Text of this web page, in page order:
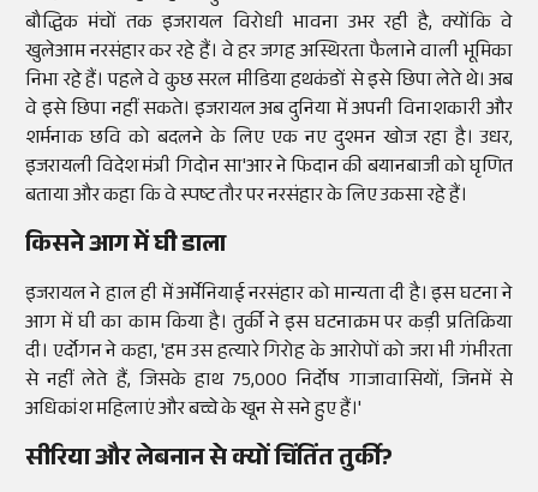
बौद्धिक मंचों तक इजरायल विरोधी भावना उभर रही है, क्योंकि वे
खुलेआम नरसंहार कर रहे हैं। वे हर जगह अस्थिरता फैलाने वाली भूमिका
निभा रहे हैं। पहले वे कुछ सरल मीडिया हथकंडों से इसे छिपा लेते थे। अब
वे इसे छिपा नहीं सकते। इजरायल अब दुनिया में अपनी विनाशकारी और
शर्मनाक छवि को बदलने के लिए एक नए दुश्मन खोज रहा है। उधर,
इजरायली विदेश मंत्री गिदोन सा'आर ने फिदान की बयानबाजी को घृणित
बताया और कहा कि वे स्पष्ट तौर पर नरसंहार के लिए उकसा रहे हैं।
किसने आग में घी डाला
इजरायल ने हाल ही में अर्मेनियाई नरसंहार को मान्यता दी है। इस घटना ने
आग में घी का काम किया है। तुर्की ने इस घटनाक्रम पर कड़ी प्रतिक्रिया
दी। एर्दोगन ने कहा, 'हम उस हत्यारे गिरोह के आरोपों को जरा भी गंभीरता
से नहीं लेते हैं, जिसके हाथ 75,000 निर्दोष गाजावासियों, जिनमें से
अधिकांश महिलाएं और बच्चे के खून से सने हुए हैं।'
सीरिया और लेबनान से क्यों चिंतिंत तुर्की?